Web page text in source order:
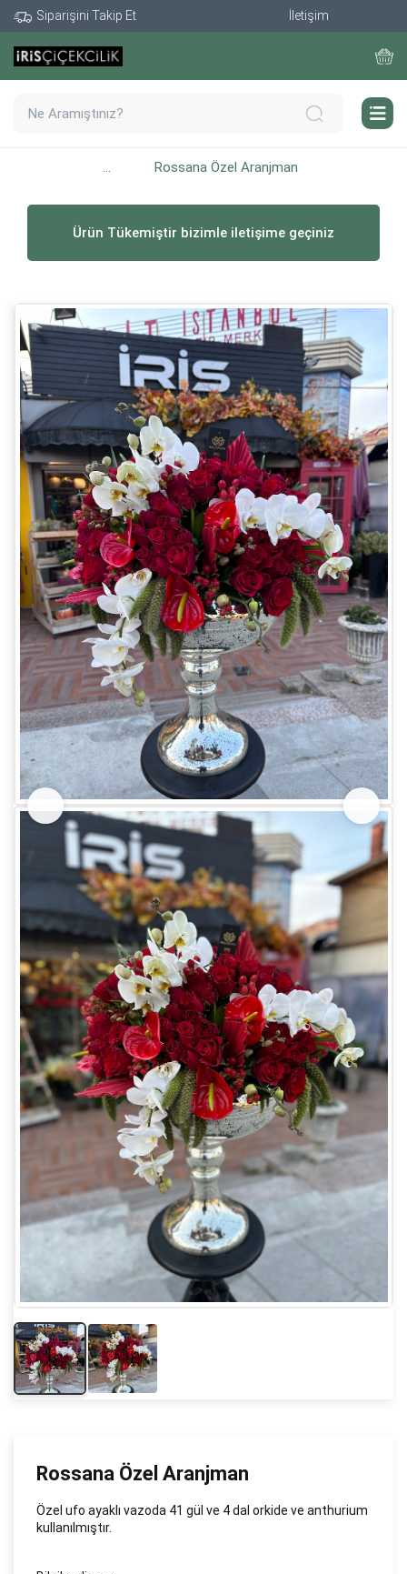
Siparişini Takip Et İletişim
... Rossana Özel Aranjman
Ürün Tükemiştir bizimle iletişime geçiniz
Rossana Özel Aranjman
Özel ufo ayaklı vazoda 41 gül ve 4 dal orkide ve anthurium
kullanılmıştır.